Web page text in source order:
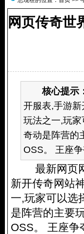
网页传奇世
核心提示
开服表,手游
玩法之一,玩
奇动是阵营的
OSS。 王座
最新网页网
新开传奇网站
一,玩家可以选
是阵营的主要
OSS。 王座争